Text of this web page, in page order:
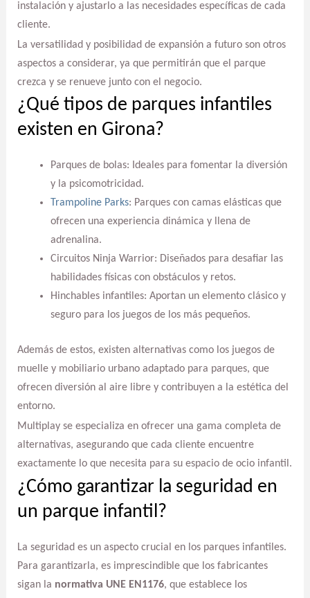
instalación y ajustarlo a las necesidades específicas de cada
cliente.
La versatilidad y posibilidad de expansión a futuro son otros
aspectos a considerar, ya que permitirán que el parque
crezca y se renueve junto con el negocio.
¿Qué tipos de parques infantiles
existen en Girona?
Parques de bolas: Ideales para fomentar la diversión
y la psicomotricidad.
Trampoline Parks: Parques con camas elásticas que
ofrecen una experiencia dinámica y llena de
adrenalina.
Circuitos Ninja Warrior: Diseñados para desafiar las
habilidades físicas con obstáculos y retos.
Hinchables infantiles: Aportan un elemento clásico y
seguro para los juegos de los más pequeños.
Además de estos, existen alternativas como los juegos de
muelle y mobiliario urbano adaptado para parques, que
ofrecen diversión al aire libre y contribuyen a la estética del
entorno.
Multiplay se especializa en ofrecer una gama completa de
alternativas, asegurando que cada cliente encuentre
exactamente lo que necesita para su espacio de ocio infantil.
¿Cómo garantizar la seguridad en
un parque infantil?
La seguridad es un aspecto crucial en los parques infantiles.
Para garantizarla, es imprescindible que los fabricantes
sigan la normativa UNE EN1176, que establece los